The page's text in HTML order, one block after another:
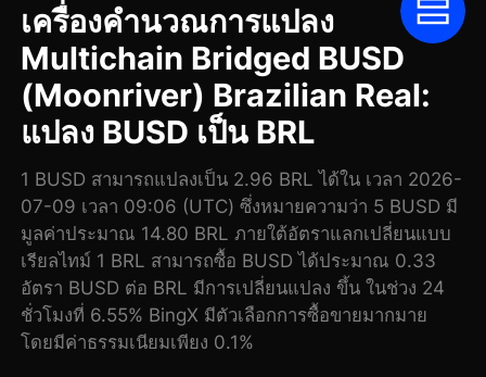
เครื่องคำนวณการแปลง
Multichain Bridged BUSD
(Moonriver) Brazilian Real:
แปลง BUSD เป็น BRL
1 BUSD สามารถแปลงเป็น 2.96 BRL ได้ใน เวลา 2026-
07-09 เวลา 09:06 (UTC) ซึ่งหมายความว่า 5 BUSD มี
มูลค่าประมาณ 14.80 BRL ภายใต้อัตราแลกเปลี่ยนแบบ
เรียลไทม์ 1 BRL สามารถซื้อ BUSD ได้ประมาณ 0.33
อัตรา BUSD ต่อ BRL มีการเปลี่ยนแปลง ขึ้น ในช่วง 24
ชั่วโมงที่ 6.55% BingX มีตัวเลือกการซื้อขายมากมาย
โดยมีค่าธรรมเนียมเพียง 0.1%